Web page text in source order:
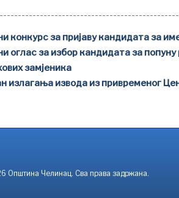
конкурс за пријаву кандидата за
оглас за избор кандидата за
замјеника
излагања извода из привременог
Општина Челинац. Сва права задржана.